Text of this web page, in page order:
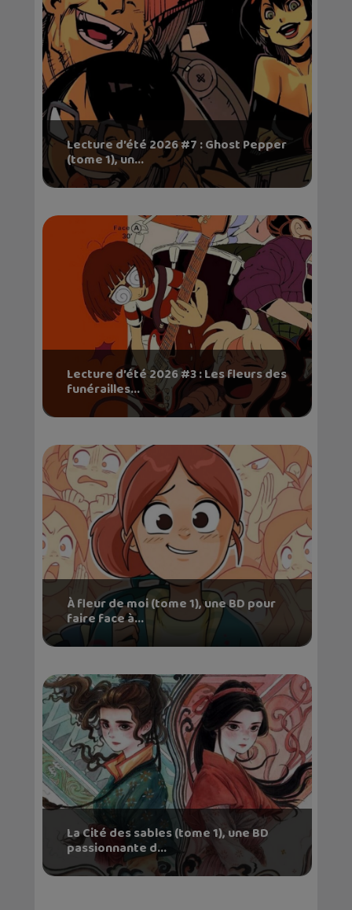
Lecture d’été 2026 #7 : Ghost Pepper
(tome 1), un...
Lecture d’été 2026 #3 : Les fleurs des
funérailles...
À fleur de moi (tome 1), une BD pour
faire face à...
La Cité des sables (tome 1), une BD
passionnante d...